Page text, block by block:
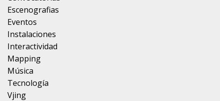
Escenografias
Eventos
Instalaciones
Interactividad
Mapping
Música
Tecnología
Vjing